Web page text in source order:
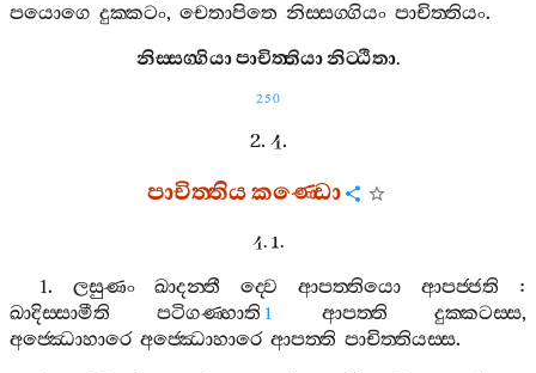
පයොගෙ දුක‍්කටං, චෙතාපිතෙ නිස‍්සග‍්ගියං පාචිත‍්තියං.
නිස‍්සග‍්ගියාපාචිත‍්තියානිට‍්ඨිතා.
250
2. 4.
පාචිත‍්තියකණ‍්ඩො
4. 1.
1. ලසුණං ඛාදන‍්තී ද‍්වෙ ආපත‍්තියො ආපජ‍්ජති :
ඛාදිස‍්සාමීති
පටිගණ‍්හාති 1 ආපත‍්ති දුක‍්කටස‍්ස,
අජ‍්ඣොහාරෙ අජ‍්ඣොහාරෙ ආපත‍්ති පාචිත‍්තියස‍්ස.